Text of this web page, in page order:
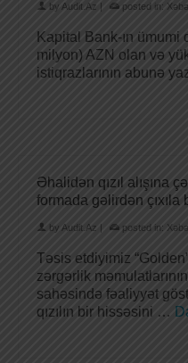
by Audit.Az | posted in:
Kapital Bank-ın ümumi
milyon) AZN olan və
istiqrazlarının abunə
Əhalidən qızıl alışına
formada gəlirdən çıxıla
by Audit.Az | posted in:
Təsis etdiyimiz
zərgərlik
sahəsində fəaliyyət
qızılın bir hissəsini …